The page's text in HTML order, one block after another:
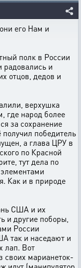
его Нам и
полк в России
радовались и
отцов, дедов и
верхушка
где народ более
за сохранение
победитель
а глава ЦРУ в
по Красной
тут дела по
Как и в природе
США и их
и другие поборы,
России
так и наседают и
лап. Вот
своих марианеток-